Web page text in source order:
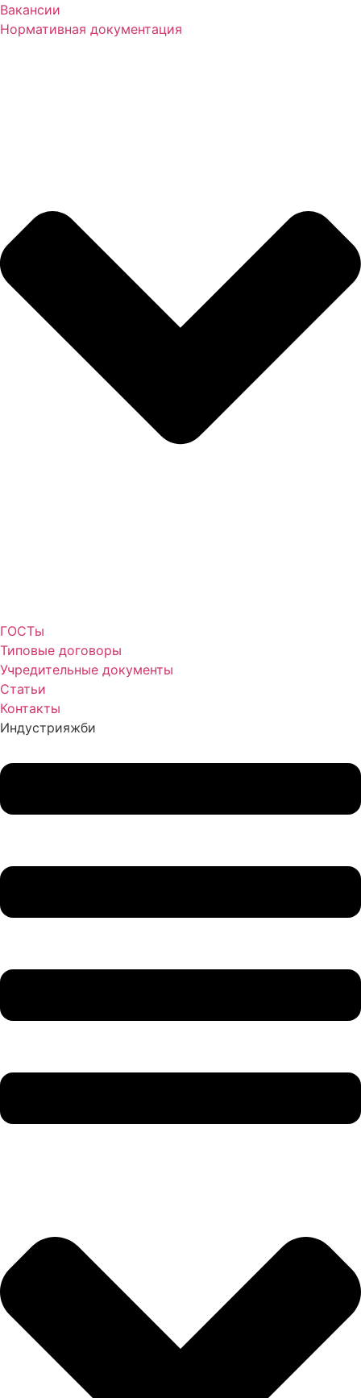
Вакансии
Нормативная документация
ГОСТы
Типовые договоры
Учредительные документы
Статьи
Контакты
Индустрияжби